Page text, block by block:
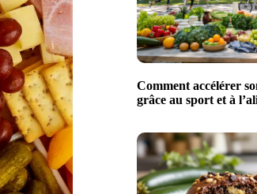
Comment accélérer
grâce au sport et à